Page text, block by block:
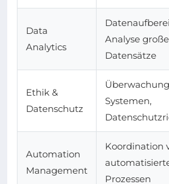
Data
Analytics
Analyse
Datensätze
Ethik &
Datenschutz
Systemen,
Automation
Management
Koordination
Prozessen